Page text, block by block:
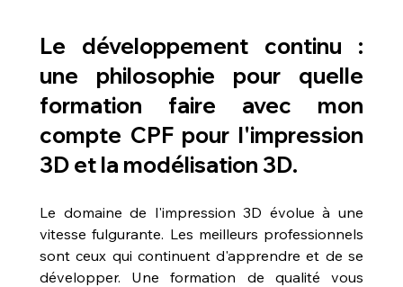
Le développement continu :
une philosophie pour quelle
formation faire avec mon
compte CPF pour l'impression
3D et la modélisation 3D.
Le domaine de l'impression 3D évolue à une
vitesse fulgurante. Les meilleurs professionnels
sont ceux qui continuent d'apprendre et de se
développer. Une formation de qualité vous